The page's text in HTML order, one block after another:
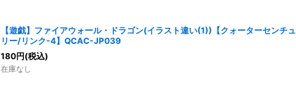
【遊戯】ファイアウォール・ドラゴン(イラスト違い(1))【クォーターセンチュ
リー/リンク-4】QCAC-JP039
180円(税込)
在庫なし